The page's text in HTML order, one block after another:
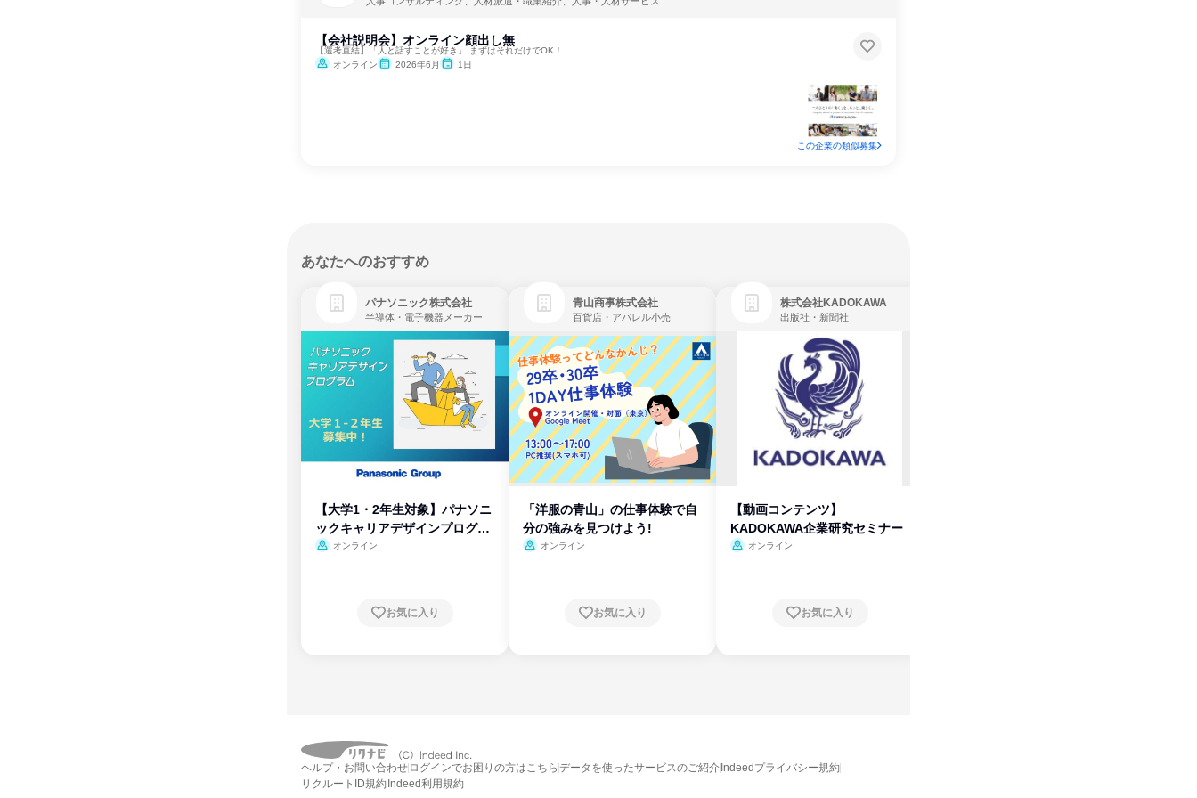
【会社説明会】オンライン顔出し無
【選考直結】「人と話すことが好き」 まずはそれだけでOK！
オンライン
2026年6月 1日
この企業の類似募集
あなたへのおすすめ
パナソニック株式会社
半導体・電子機器メーカー
【大学1・2年生対象】パナソニ
ックキャリアデザインプログラ
ム
オンライン
お気に入り
青山商事株式会社
百貨店・アパレル小売
「洋服の青山」の仕事体験で自
分の強みを見つけよう!
オンライン
お気に入り
株式会社KADOKAWA
出版社・新聞社
【動画コンテンツ】
KADOKAWA企業研究セミナー
オンライン
お気に入り
ヘルプ・お問い合わせ ログインでお困りの方はこちら データを使ったサービスのご紹介 Indeedプライバシー規約
リクルートID規約 Indeed利用規約